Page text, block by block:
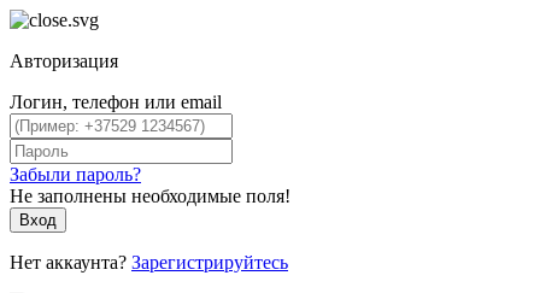
Авторизация
Логин, телефон или email
Забыли пароль?
Не заполнены необходимые поля!
Вход
Нет аккаунта? Зарегистрируйтесь